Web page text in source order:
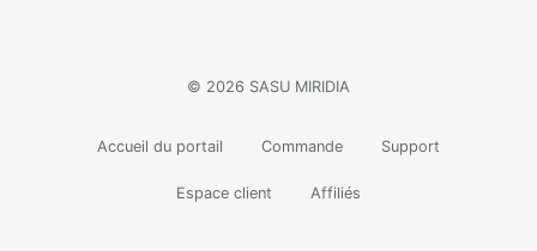
© 2026 SASU MIRIDIA
Accueil du portail Commande Support
Espace client Affiliés